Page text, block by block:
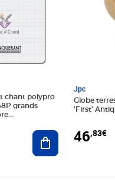
chant polypro
grands
Ajouter au
Jpc
Globe
'First'
46,83€